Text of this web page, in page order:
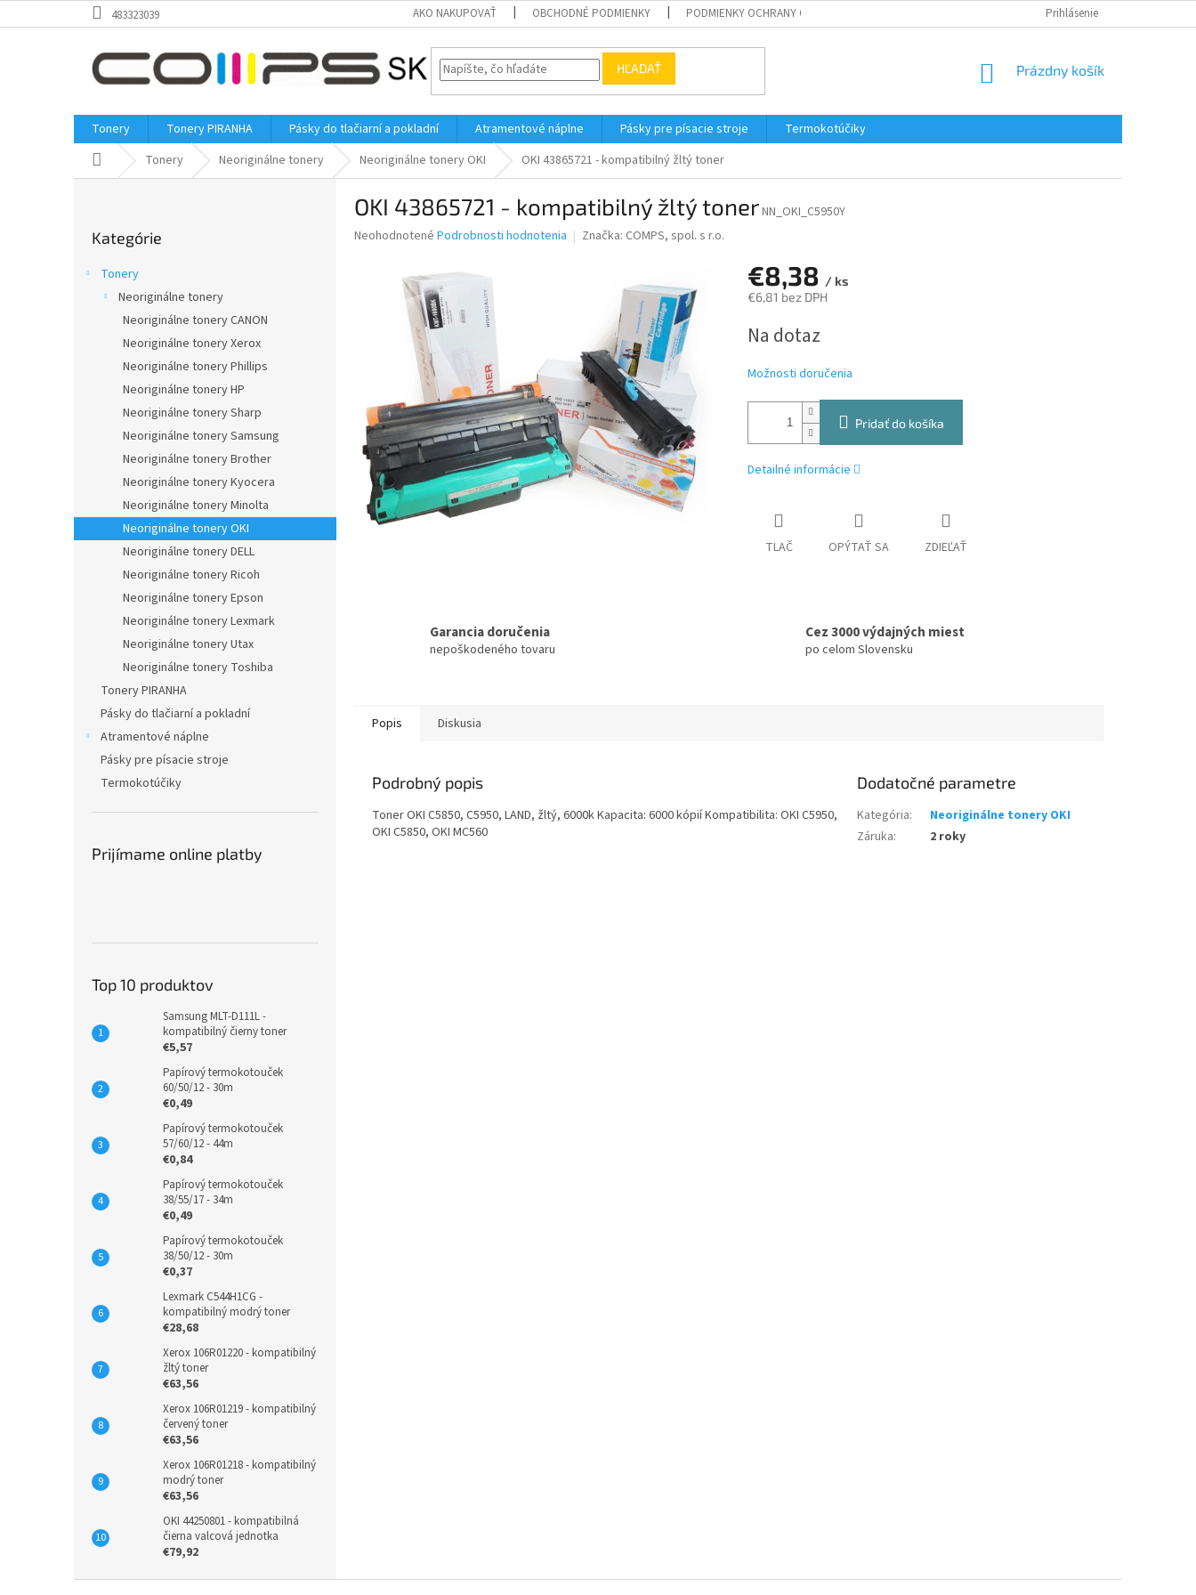
na
483323039 AKO NAKUPOVAŤ OBCHODNÉ PODMIENKY PODMIENKY OCHRANY OSOBNÝCH ÚDAJOV KONTAKTY
Prihlásenie
HĽADAŤ
NÁKUPNÝ
Prázdny košík
Tonery Tonery PIRANHA Pásky do tlačiarní a pokladní Atramentové náplne Pásky pre písacie stroje
Termokotúčiky
Domov Tonery Neoriginálne tonery Neoriginálne tonery OKI OKI 43865721 - kompatibilný žltý toner
kategórie
Kategórie
Tonery
Neoriginálne tonery
Neoriginálne tonery CANON
Neoriginálne tonery Xerox
Neoriginálne tonery Phillips
Neoriginálne tonery HP
Neoriginálne tonery Sharp
Neoriginálne tonery Samsung
Neoriginálne tonery Brother
Neoriginálne tonery Kyocera
Neoriginálne tonery Minolta
Neoriginálne tonery OKI
Neoriginálne tonery DELL
Neoriginálne tonery Ricoh
Neoriginálne tonery Epson
Neoriginálne tonery Lexmark
Neoriginálne tonery Utax
Neoriginálne tonery Toshiba
Tonery PIRANHA
Pásky do tlačiarní a pokladní
Atramentové náplne
Pásky pre písacie stroje
Termokotúčiky
Prijímame online platby
Top 10 produktov
Samsung MLT-D111L -
kompatibilný čierny toner
€5,57
Papírový termokotouček
60/50/12 - 30m
€0,49
Papírový termokotouček
57/60/12 - 44m
€0,84
Papírový termokotouček
38/55/17 - 34m
€0,49
Papírový termokotouček
38/50/12 - 30m
€0,37
Lexmark C544H1CG -
kompatibilný modrý toner
€28,68
Xerox 106R01220 - kompatibilný
žltý toner
€63,56
Xerox 106R01219 - kompatibilný
červený toner
€63,56
Xerox 106R01218 - kompatibilný
modrý toner
€63,56
OKI 44250801 - kompatibilná
čierna valcová jednotka
€79,92
OKI 43865721 - kompatibilný žltý tonerNN_OKI_C5950Y
Priemerné
hviezdičiek.
Neohodnotené Podrobnosti hodnotenia Značka: COMPS, spol. s r.o.
€8,38 / ks
€6,81 bez DPH
cena:
Na dotaz
Možnosti doručenia
Pridať do košíka
Detailné informácie
TLAČ OPÝTAŤ SA ZDIEĽAŤ
Garancia doručenia
nepoškodeného tovaru
Cez 3000 výdajných miest
po celom Slovensku
Popis Diskusia
Podrobný popis
Toner OKI C5850, C5950, LAND, žltý, 6000k Kapacita: 6000 kópií Kompatibilita: OKI C5950,
OKI C5850, OKI MC560
Dodatočné parametre
Kategória:
Neoriginálne tonery OKI
Záruka: 2 roky